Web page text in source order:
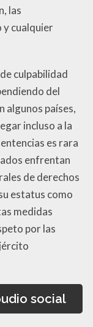
las
y cualquier
culpabilidad
del
algunos países,
incluso a la
es rara
enfrentan
de derechos
estatus como
medidas
por las
social